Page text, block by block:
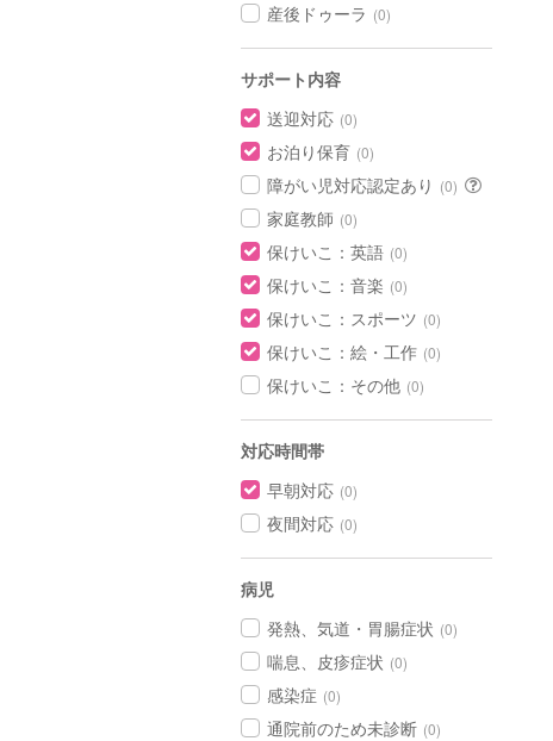
産後ドゥーラ (0)
サポート内容
送迎対応 (0)
お泊り保育 (0)
障がい児対応認定あり (0)
家庭教師 (0)
保けいこ：英語 (0)
保けいこ：音楽 (0)
保けいこ：スポーツ (0)
保けいこ：絵・工作 (0)
保けいこ：その他 (0)
対応時間帯
早朝対応 (0)
夜間対応 (0)
病児
発熱、気道・胃腸症状 (0)
喘息、皮疹症状 (0)
感染症 (0)
通院前のため未診断 (0)